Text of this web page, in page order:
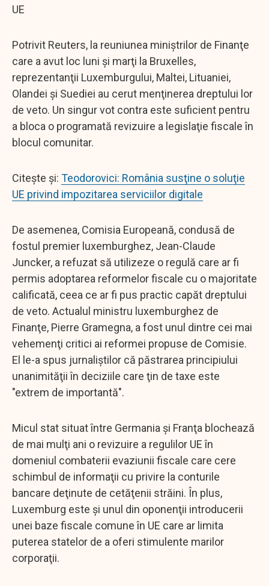
UE
Potrivit Reuters, la reuniunea miniştrilor de Finanţe
care a avut loc luni şi marţi la Bruxelles,
reprezentanţii Luxemburgului, Maltei, Lituaniei,
Olandei şi Suediei au cerut menţinerea dreptului lor
de veto. Un singur vot contra este suficient pentru
a bloca o programată revizuire a legislaţie fiscale în
blocul comunitar.
Citește și: Teodorovici: România susţine o soluţie
UE privind impozitarea serviciilor digitale
De asemenea, Comisia Europeană, condusă de
fostul premier luxemburghez, Jean-Claude
Juncker, a refuzat să utilizeze o regulă care ar fi
permis adoptarea reformelor fiscale cu o majoritate
calificată, ceea ce ar fi pus practic capăt dreptului
de veto. Actualul ministru luxemburghez de
Finanţe, Pierre Gramegna, a fost unul dintre cei mai
vehemenţi critici ai reformei propuse de Comisie.
El le-a spus jurnaliştilor că păstrarea principiului
unanimităţii în deciziile care ţin de taxe este
"extrem de importantă".
Micul stat situat între Germania şi Franţa blochează
de mai mulţi ani o revizuire a regulilor UE în
domeniul combaterii evaziunii fiscale care cere
schimbul de informaţii cu privire la conturile
bancare deţinute de cetăţenii străini. În plus,
Luxemburg este şi unul din oponenţii introducerii
unei baze fiscale comune în UE care ar limita
puterea statelor de a oferi stimulente marilor
corporaţii.